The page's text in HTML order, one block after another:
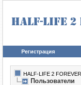
Регистрация
HALF-LIFE 2
Пользователи